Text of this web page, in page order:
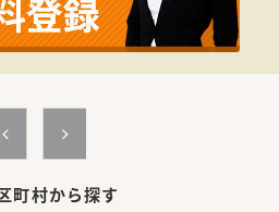
、年収600万円以上の高収入を実現した
き、薬局運営のノウハウや経営視点を学
持ちたいという独立志向のある方も歓
町村から探す